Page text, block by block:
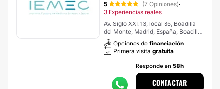
5 (7 Opiniones)·
3 Experiencias reales
Av. Siglo XXI, 13, local 35, Boadilla
del Monte, Madrid, España, Boadilla
del Monte
Opciones de financiación
Primera visita gratuita
Responde en 58h
CONTACTAR